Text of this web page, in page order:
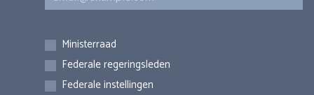
Inschrijvingen
Ministerraad
Federale regeringsleden
Federale instellingen